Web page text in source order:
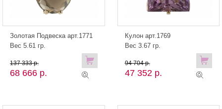
Золотая Подвеска арт.1771
Вес 5.61 гр.
68 666 р.
137 333 р.
Кулон арт.1769
Вес 3.67 гр.
47 352 р.
94 704 р.